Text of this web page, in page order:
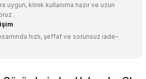
uygun, klinik kullanıma hazır ve uzun
hızlı, şeffaf ve sorunsuz iade–